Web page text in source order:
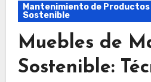
Mantenimiento de Productos
Sostenible
Muebles de
Sostenible: